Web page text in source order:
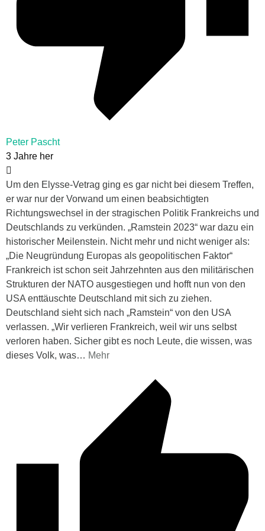
Peter Pascht
3 Jahre her
Um den Elysse-Vetrag ging es gar nicht bei diesem Treffen,
er war nur der Vorwand um einen beabsichtigten
Richtungswechsel in der stragischen Politik Frankreichs und
Deutschlands zu verkünden. „Ramstein 2023“ war dazu ein
historischer Meilenstein. Nicht mehr und nicht weniger als:
„Die Neugründung Europas als geopolitischen Faktor“
Frankreich ist schon seit Jahrzehnten aus den militärischen
Strukturen der NATO ausgestiegen und hofft nun von den
USA enttäuschte Deutschland mit sich zu ziehen.
Deutschland sieht sich nach „Ramstein“ von den USA
verlassen. „Wir verlieren Frankreich, weil wir uns selbst
verloren haben. Sicher gibt es noch Leute, die wissen, was
dieses Volk, was… Mehr